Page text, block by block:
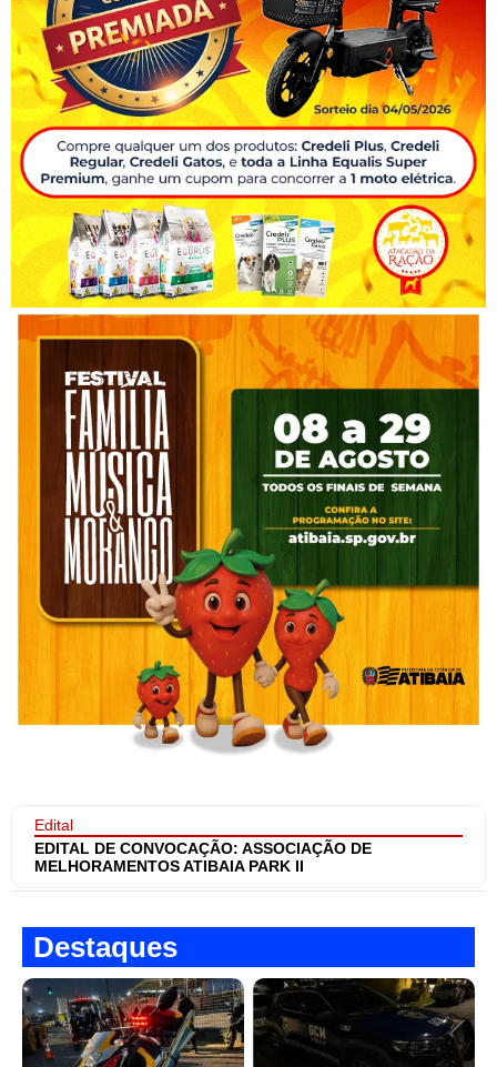
Edital
EDITAL DE CONVOCAÇÃO: ASSOCIAÇÃO DE
MELHORAMENTOS ATIBAIA PARK II
Destaques